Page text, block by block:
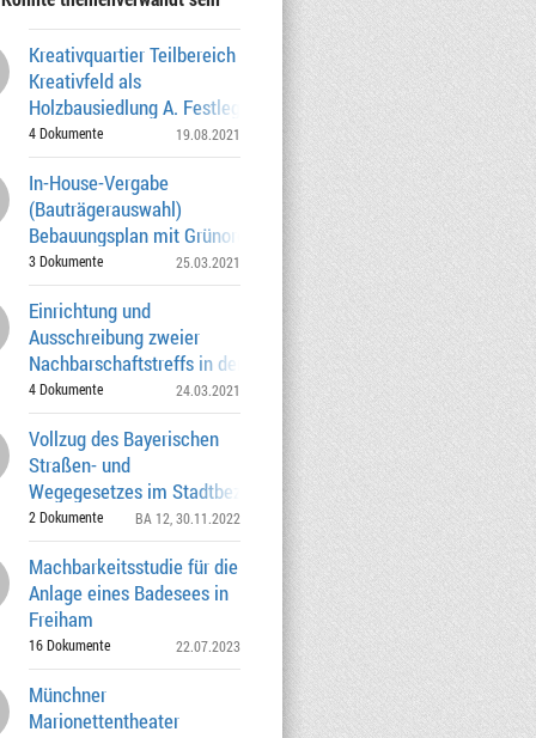
Kreativquartier Teilbereich
Kreativfeld als
Holzbausiedlung A. Festlegung der
Grundstücksflächen
4 Dokumente 19.08.2021
In-House-Vergabe
(Bauträgerauswahl)
Bebauungsplan mit Grünordnung Nr. 2106
Hochmutiger Straße (ös
3 Dokumente 25.03.2021
Einrichtung und
Ausschreibung zweier
Nachbarschaftstreffs in der ehemaligen
Bayernkaserne Bebauu
4 Dokumente 24.03.2021
Vollzug des Bayerischen
Straßen- und
Wegegesetzes im Stadtbezirk 12
Schwabing-Freimann Widmung e
2 Dokumente BA 12 , 30.11.2022
Machbarkeitsstudie für die
Anlage eines Badesees in
Freiham
16 Dokumente 22.07.2023
Münchner
Marionettentheater